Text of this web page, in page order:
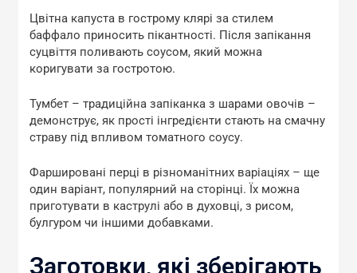
Цвітна капуста в гострому клярі за стилем
баффало приносить пікантності. Після запікання
суцвіття поливають соусом, який можна
коригувати за гостротою.
Тумбет – традиційна запіканка з шарами овочів –
демонструє, як прості інгредієнти стають на смачну
страву під впливом томатного соусу.
Фаршировані перці в різноманітних варіаціях – ще
один варіант, популярний на сторінці. Їх можна
приготувати в каструлі або в духовці, з рисом,
булгуром чи іншими добавками.
Заготовки, які зберігають